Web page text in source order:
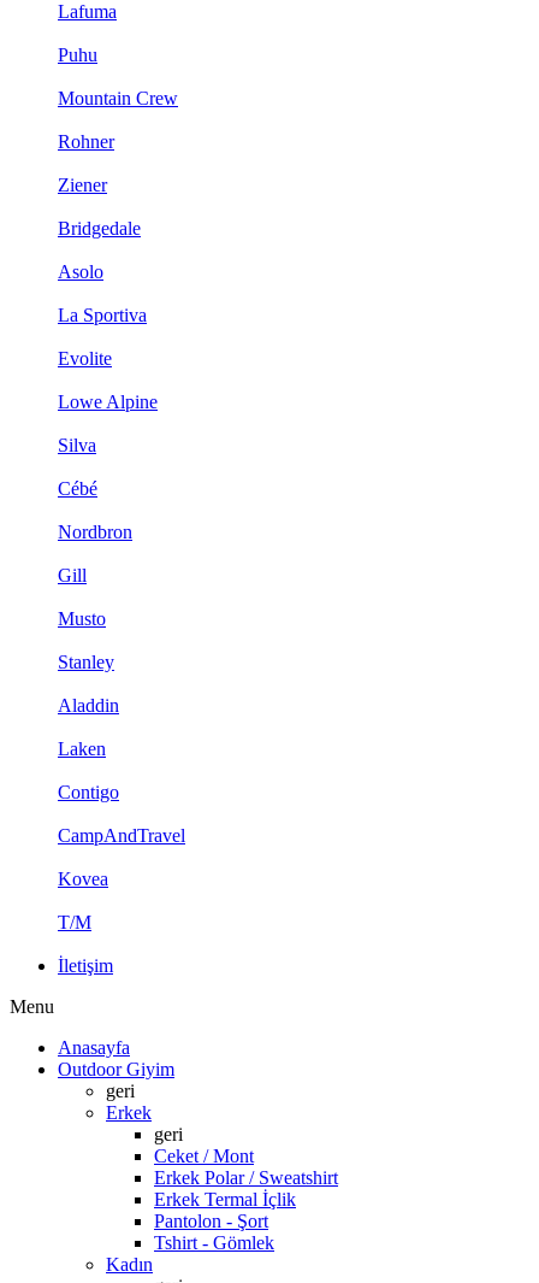
Lafuma
Puhu
Mountain Crew
Rohner
Ziener
Bridgedale
Asolo
La Sportiva
Evolite
Lowe Alpine
Silva
Cébé
Nordbron
Gill
Musto
Stanley
Aladdin
Laken
Contigo
CampAndTravel
Kovea
T/M
İletişim
Menu
Anasayfa
Outdoor Giyim
geri
Erkek
geri
Ceket / Mont
Erkek Polar / Sweatshirt
Erkek Termal İçlik
Pantolon - Şort
Tshirt - Gömlek
Kadın